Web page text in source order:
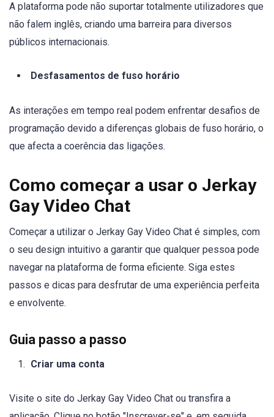
A plataforma pode não suportar totalmente utilizadores que
não falem inglês, criando uma barreira para diversos
públicos internacionais.
Desfasamentos de fuso horário
As interações em tempo real podem enfrentar desafios de
programação devido a diferenças globais de fuso horário, o
que afecta a coerência das ligações.
Como começar a usar o Jerkay
Gay Video Chat
Começar a utilizar o Jerkay Gay Video Chat é simples, com
o seu design intuitivo a garantir que qualquer pessoa pode
navegar na plataforma de forma eficiente. Siga estes
passos e dicas para desfrutar de uma experiência perfeita
e envolvente.
Guia passo a passo
Criar uma conta
Visite o site do Jerkay Gay Video Chat ou transfira a